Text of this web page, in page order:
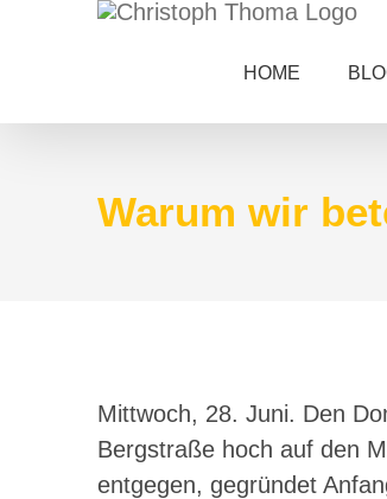
HOME
Warum wir
Mittwoch, 28. Juni. Den
Bergstraße hoch auf den
entgegen, gegründet